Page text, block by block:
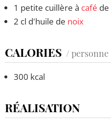
1 petite cuillère à café de
2 cl d'huile de noix
CALORIES / personne
300 kcal
RÉALISATION